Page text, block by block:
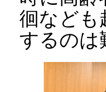
徊なども
するのは